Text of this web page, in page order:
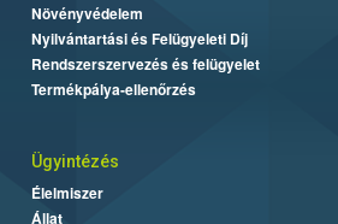
Növényvédelem
Nyilvántartási és Felügyeleti Díj
Rendszerszervezés és felügyelet
Termékpálya-ellenőrzés
Ügyintézés
Élelmiszer
Állat